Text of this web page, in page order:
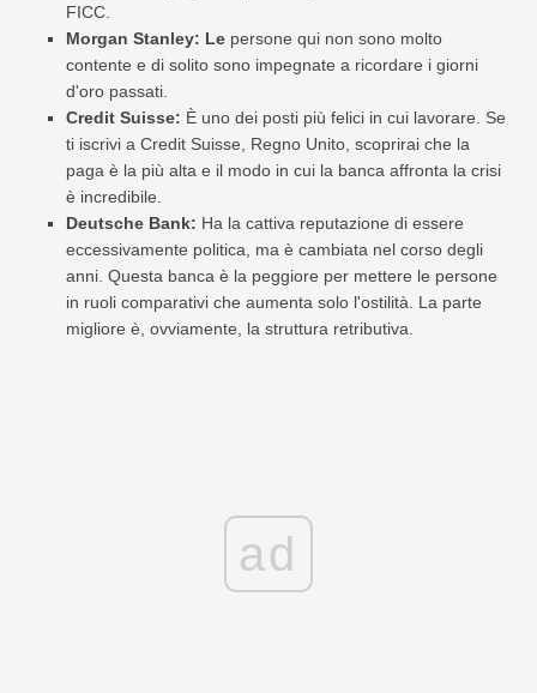
FICC.
Morgan Stanley: Le persone qui non sono molto
contente e di solito sono impegnate a ricordare i giorni
d'oro passati.
Credit Suisse: È uno dei posti più felici in cui lavorare. Se
ti iscrivi a Credit Suisse, Regno Unito, scoprirai che la
paga è la più alta e il modo in cui la banca affronta la crisi
è incredibile.
Deutsche Bank: Ha la cattiva reputazione di essere
eccessivamente politica, ma è cambiata nel corso degli
anni. Questa banca è la peggiore per mettere le persone
in ruoli comparativi che aumenta solo l'ostilità. La parte
migliore è, ovviamente, la struttura retributiva.
ad